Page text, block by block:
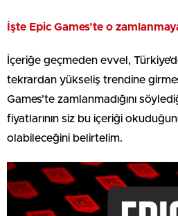
İşte Epic Games’te o
İçeriğe geçmeden evvel,
tekrardan yükseliş trendine
Games’te zamlanmadığını
fiyatlarının siz bu içeriği
olabileceğini belirtelim.